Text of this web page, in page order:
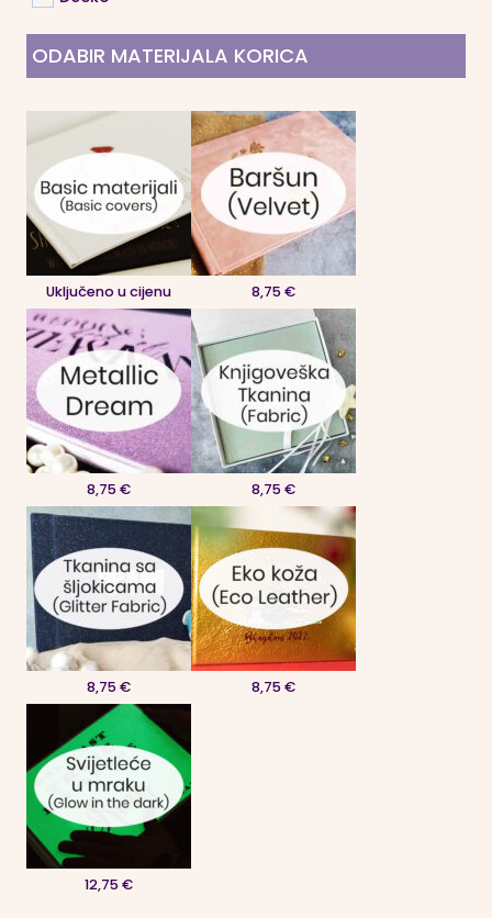
ODABIR MATERIJALA KORICA
Uključeno u cijenu 8,75 €
8,75 € 8,75 €
8,75 € 8,75 €
12,75 €